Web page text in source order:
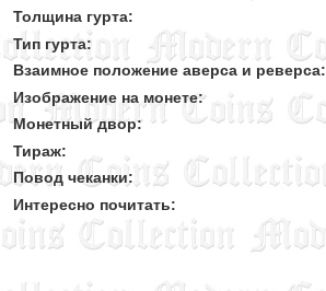
Толщина гурта:
Тип гурта:
Взаимное положение аверса и реверса:
Изображение на монете:
Монетный двор:
Тираж:
Повод чеканки:
Интересно почитать: